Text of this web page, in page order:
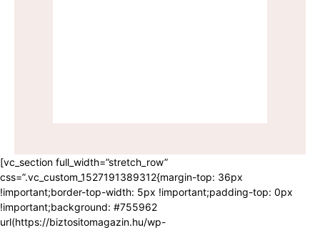
[vc_section full_width=”stretch_row”
css=”.vc_custom_1527191389312{margin-top: 36px
!important;border-top-width: 5px !important;padding-top: 0px
!important;background: #755962
url(https://biztositomagazin.hu/wp-